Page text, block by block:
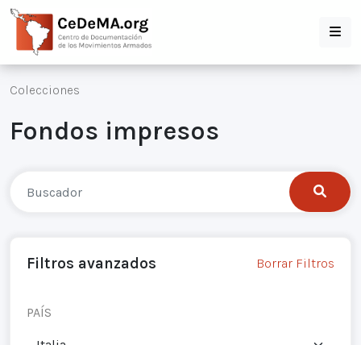
Colecciones
Fondos impresos
Filtros avanzados Borrar Filtros
PAÍS